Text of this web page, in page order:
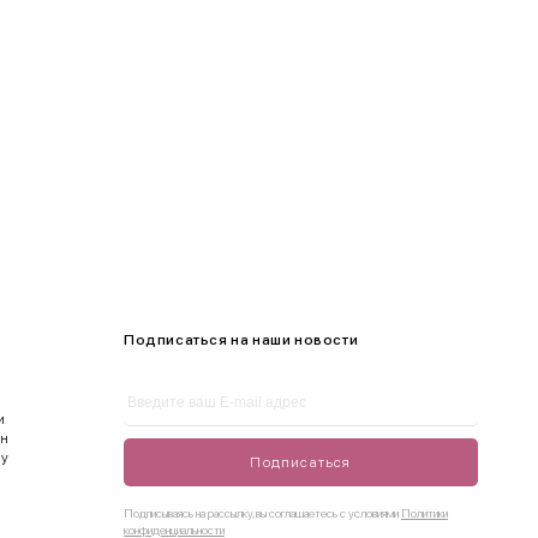
Подписаться на наши новости
Подписаться
Подписываясь на рассылку, вы соглашаетесь с условиями Политики
конфиденциальности